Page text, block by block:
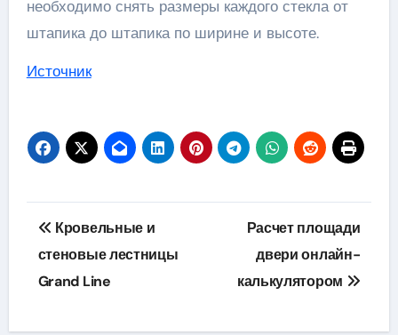
необходимо снять размеры каждого стекла от
штапика до штапика по ширине и высоте.
Источник
Навигация
по
записям
Кровельные и
стеновые лестницы
Grand Line
Расчет площади
двери онлайн-
калькулятором